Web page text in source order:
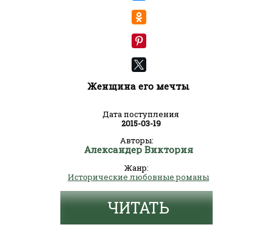
Женщина его мечты
Дата поступления
2015-03-19
Авторы:
Александер Виктория
Жанр:
Исторические любовные романы
ЧИТАТЬ